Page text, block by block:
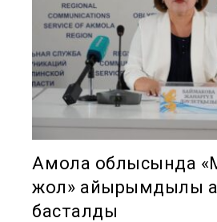
Ақмола облысында
жол» қайырымдылық
басталды